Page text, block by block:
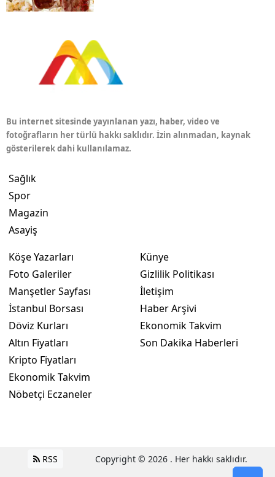
Bu internet sitesinde yayınlanan yazı, haber, video ve
fotoğrafların her türlü hakkı saklıdır. İzin alınmadan, kaynak
gösterilerek dahi kullanılamaz.
Sağlık
Spor
Magazin
Asayiş
Köşe Yazarları
Foto Galeriler
Manşetler Sayfası
İstanbul Borsası
Döviz Kurları
Altın Fiyatları
Kripto Fiyatları
Ekonomik Takvim
Nöbetçi Eczaneler
Künye
Gizlilik Politikası
İletişim
Haber Arşivi
Ekonomik Takvim
Son Dakika Haberleri
RSS Copyright © 2026 . Her hakkı saklıdır.